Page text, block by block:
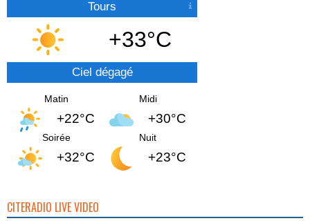
Tours
+33°C
Ciel dégagé
Matin
+22°C
Midi
+30°C
Soirée
+32°C
Nuit
+23°C
CITERADIO LIVE VIDEO